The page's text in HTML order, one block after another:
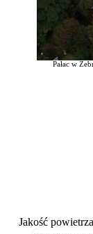
Pałac w
Jakość